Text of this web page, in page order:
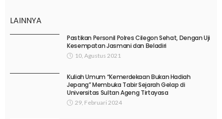
LAINNYA
Pastikan Personil Polres Cilegon Sehat, Dengan Uji
Kesempatan Jasmani dan Beladiri
10, Agustus 2021
Kuliah Umum “Kemerdekaan Bukan Hadiah
Jepang” Membuka Tabir Sejarah Gelap di
Universitas Sultan Ageng Tirtayasa
29, Februari 2024